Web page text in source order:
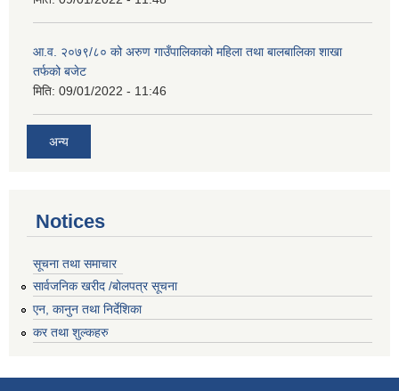
आ.व. २०७९/८० को अरुण गाउँपालिकाको महिला तथा बालबालिका शाखा
तर्फको बजेट
मिति: 09/01/2022 - 11:46
अन्य
Notices
सूचना तथा समाचार
सार्वजनिक खरीद /बोलपत्र सूचना
एन, कानुन तथा निर्देशिका
कर तथा शुल्कहरु